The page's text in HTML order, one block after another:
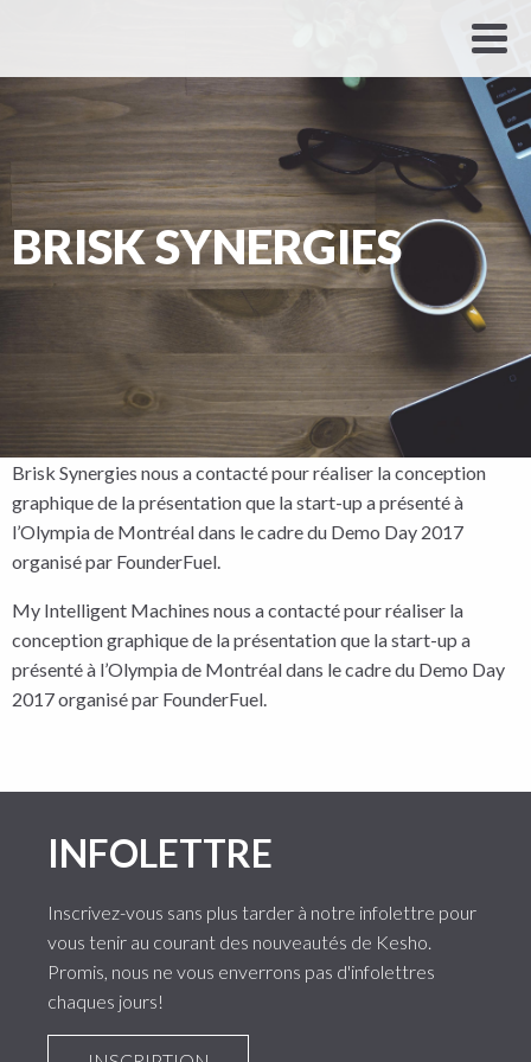
BRISK SYNERGIES
Brisk Synergies nous a contacté pour réaliser la conception
graphique de la présentation que la start-up a présenté à
l’Olympia de Montréal dans le cadre du Demo Day 2017
organisé par FounderFuel.
My Intelligent Machines nous a contacté pour réaliser la
conception graphique de la présentation que la start-up a
présenté à l’Olympia de Montréal dans le cadre du Demo Day
2017 organisé par FounderFuel.
INFOLETTRE
Inscrivez-vous sans plus tarder à notre infolettre pour
vous tenir au courant des nouveautés de Kesho.
Promis, nous ne vous enverrons pas d'infolettres
chaques jours!